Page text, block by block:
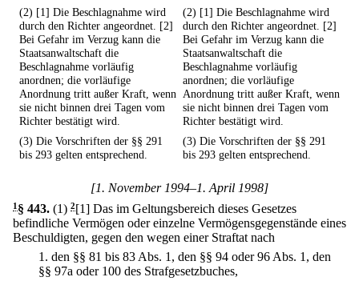
(2) [1] Die Beschlagnahme wird
durch den Richter angeordnet. [2]
Bei Gefahr im Verzug kann die
Staatsanwaltschaft die
Beschlagnahme vorläufig
anordnen; die vorläufige
Anordnung tritt außer Kraft, wenn
sie nicht binnen drei Tagen vom
Richter bestätigt wird.
(2) [1] Die Beschlagnahme wird
durch den Richter angeordnet. [2]
Bei Gefahr im Verzug kann die
Staatsanwaltschaft die
Beschlagnahme vorläufig
anordnen; die vorläufige
Anordnung tritt außer Kraft, wenn
sie nicht binnen drei Tagen vom
Richter bestätigt wird.
(3) Die Vorschriften der §§ 291
bis 293 gelten entsprechend.
(3) Die Vorschriften der §§ 291
bis 293 gelten entsprechend.
[1. November 1994–1. April 1998]
1§ 443. (1) 2[1] Das im Geltungsbereich dieses Gesetzes
befindliche Vermögen oder einzelne Vermögensgegenstände eines
Beschuldigten, gegen den wegen einer Straftat nach
1. den §§ 81 bis 83 Abs. 1, den §§ 94 oder 96 Abs. 1, den
§§ 97a oder 100 des Strafgesetzbuches,